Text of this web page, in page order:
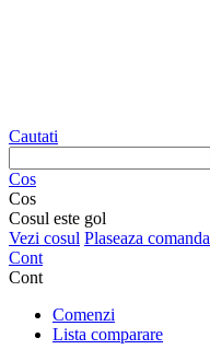
Cautati
Cos
Cos
Cosul este gol
Vezi cosul Plaseaza comanda
Cont
Cont
Comenzi
Lista comparare